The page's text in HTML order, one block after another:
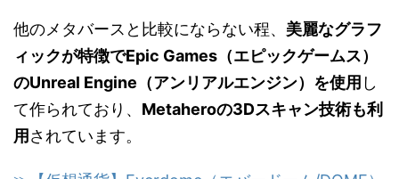
他のメタバースと比較にならない程、 美麗なグラフ
ィックが特徴でEpic Games（エピックゲームス）
のUnreal Engine（アンリアルエンジン）を使用 し
て作られており、 Metaheroの3Dスキャン技術も利
用 されています。